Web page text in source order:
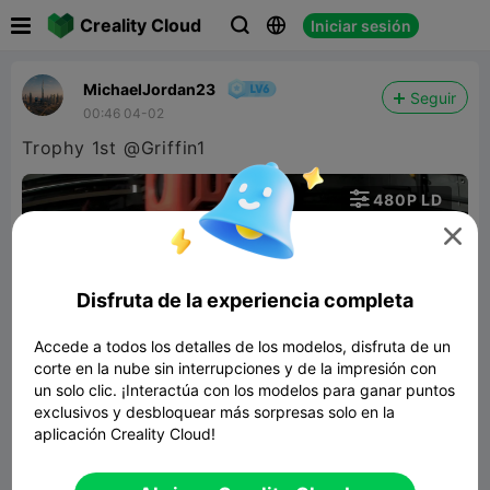
Creality Cloud   Iniciar sesión
MichaelJordan23
00:46 04-02
Seguir
Trophy 1st @Griffin1
01:18

480P LD

Disfruta de la experiencia completa
Accede a todos los detalles de los modelos, disfruta de un
corte en la nube sin interrupciones y de la impresión con
un solo clic. ¡Interactúa con los modelos para ganar puntos
exclusivos y desbloquear más sorpresas solo en la
aplicación Creality Cloud!